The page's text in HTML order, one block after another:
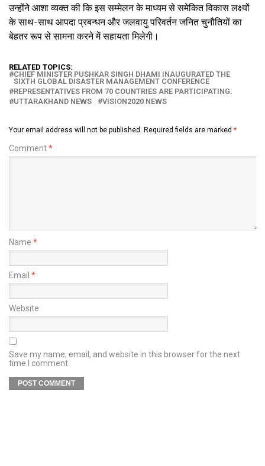
उन्होंने आशा व्यक्त की कि इस सम्मेलन के माध्यम से समेकित विकास लक्ष्यों
के साथ-साथ आपदा प्रबन्धन और जलवायु परिवर्तन जनित चुनौतियों का
बेहतर रूप से सामना करने में सहायता मिलेगी।
RELATED TOPICS:
CHIEF MINISTER PUSHKAR SINGH DHAMI INAUGURATED THE
SIXTH GLOBAL DISASTER MANAGEMENT CONFERENCE
REPRESENTATIVES FROM 70 COUNTRIES ARE PARTICIPATING.
UTTARAKHAND NEWS
VISION2020 NEWS
Your email address will not be published. Required fields are marked *
Comment*
Name *
Email *
Website
Save my name, email, and website in this browser for the next
time I comment.